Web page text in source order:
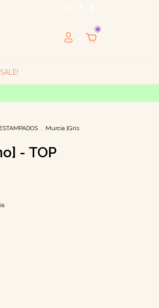
0
. Murcia [Gris
- TOP